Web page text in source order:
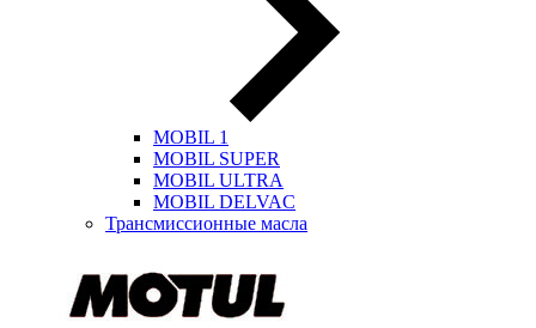
MOBIL 1
MOBIL SUPER
MOBIL ULTRA
MOBIL DELVAC
Трансмиссионные масла